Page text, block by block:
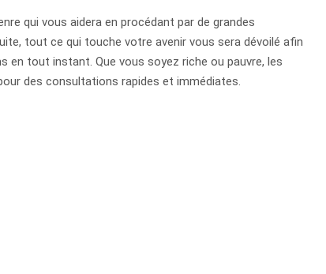
qui vous aidera en procédant par de grandes
tout ce qui touche votre avenir vous sera dévoilé afin
en tout instant. Que vous soyez riche ou pauvre, les
des consultations rapides et immédiates.